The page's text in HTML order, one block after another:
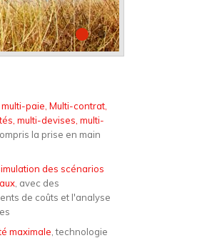
paie, Multi-contrat,
multi-devises, multi-
la prise en main
des scénarios
, avec des
de coûts et l'analyse
maximale , technologie